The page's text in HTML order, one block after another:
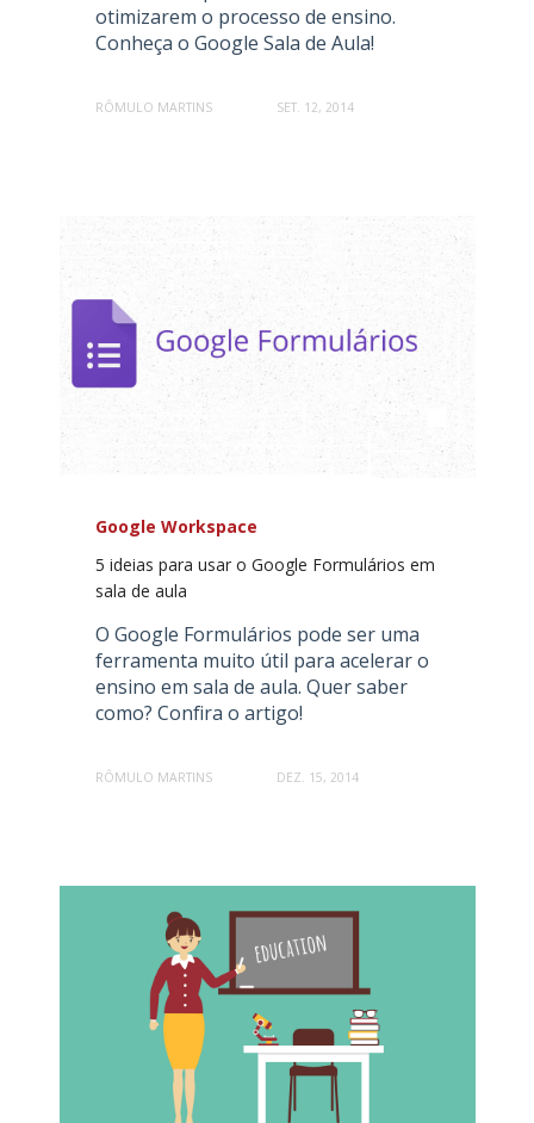
otimizarem o processo de ensino.
Conheça o Google Sala de Aula!
RÔMULO MARTINS SET. 12, 2014
Google Workspace
5 ideias para usar o Google Formulários em
sala de aula
O Google Formulários pode ser uma
ferramenta muito útil para acelerar o
ensino em sala de aula. Quer saber
como? Confira o artigo!
RÔMULO MARTINS DEZ. 15, 2014